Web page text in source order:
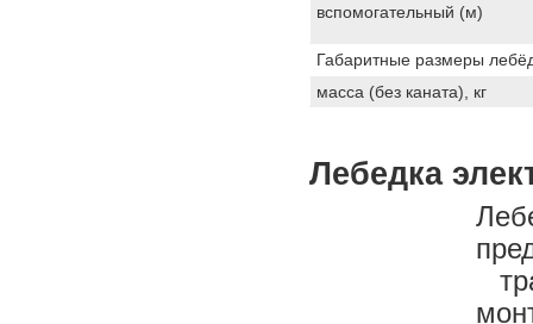
вспомогательный (м)
Габаритные размеры
масса (без каната), кг
Лебедка